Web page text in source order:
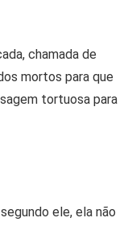
chamada de
mortos para que
tortuosa para
ele, ela não